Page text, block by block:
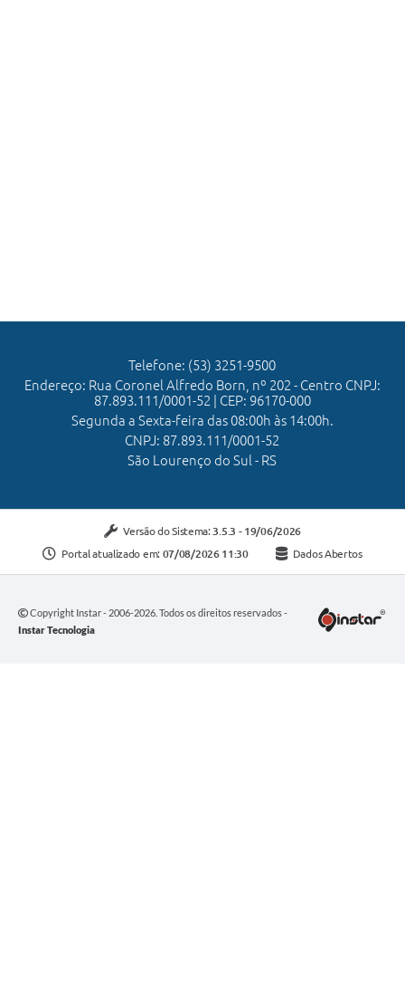
Telefone: (53) 3251-9500
Endereço: Rua Coronel Alfredo Born, nº 202 - Centro CNPJ:
87.893.111/0001-52 | CEP: 96170-000
Segunda a Sexta-feira das 08:00h às 14:00h.
CNPJ: 87.893.111/0001-52
São Lourenço do Sul - RS
Versão do Sistema: 3.5.3 - 19/06/2026
Portal atualizado em: 07/08/2026 11:30 Dados Abertos
Copyright Instar - 2006-2026. Todos os direitos reservados -
Instar Tecnologia